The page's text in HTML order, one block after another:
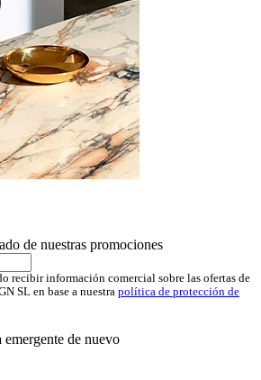
de nuestras promociones
recibir información comercial sobre las ofertas de
SL en base a nuestra política de protección de
emergente de nuevo